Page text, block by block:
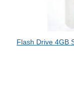
Flash Drive 4GB